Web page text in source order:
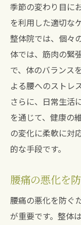
実際の
整体施
腰痛改
宝塚市
季節の変わり目に
を利用した適切な
整体院では、個々
体では、筋肉の緊
で、体のバランス
よる腰へのストレ
さらに、日常生活
を通じて、健康の
の変化に柔軟に対
的な手段です。
腰痛の悪化を
腰痛の悪化を防ぐ
が重要です。整体